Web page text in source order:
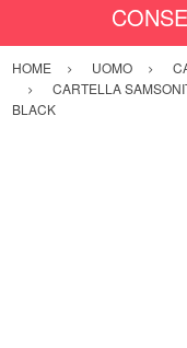
HOME UOMO
CARTELLA
BLACK